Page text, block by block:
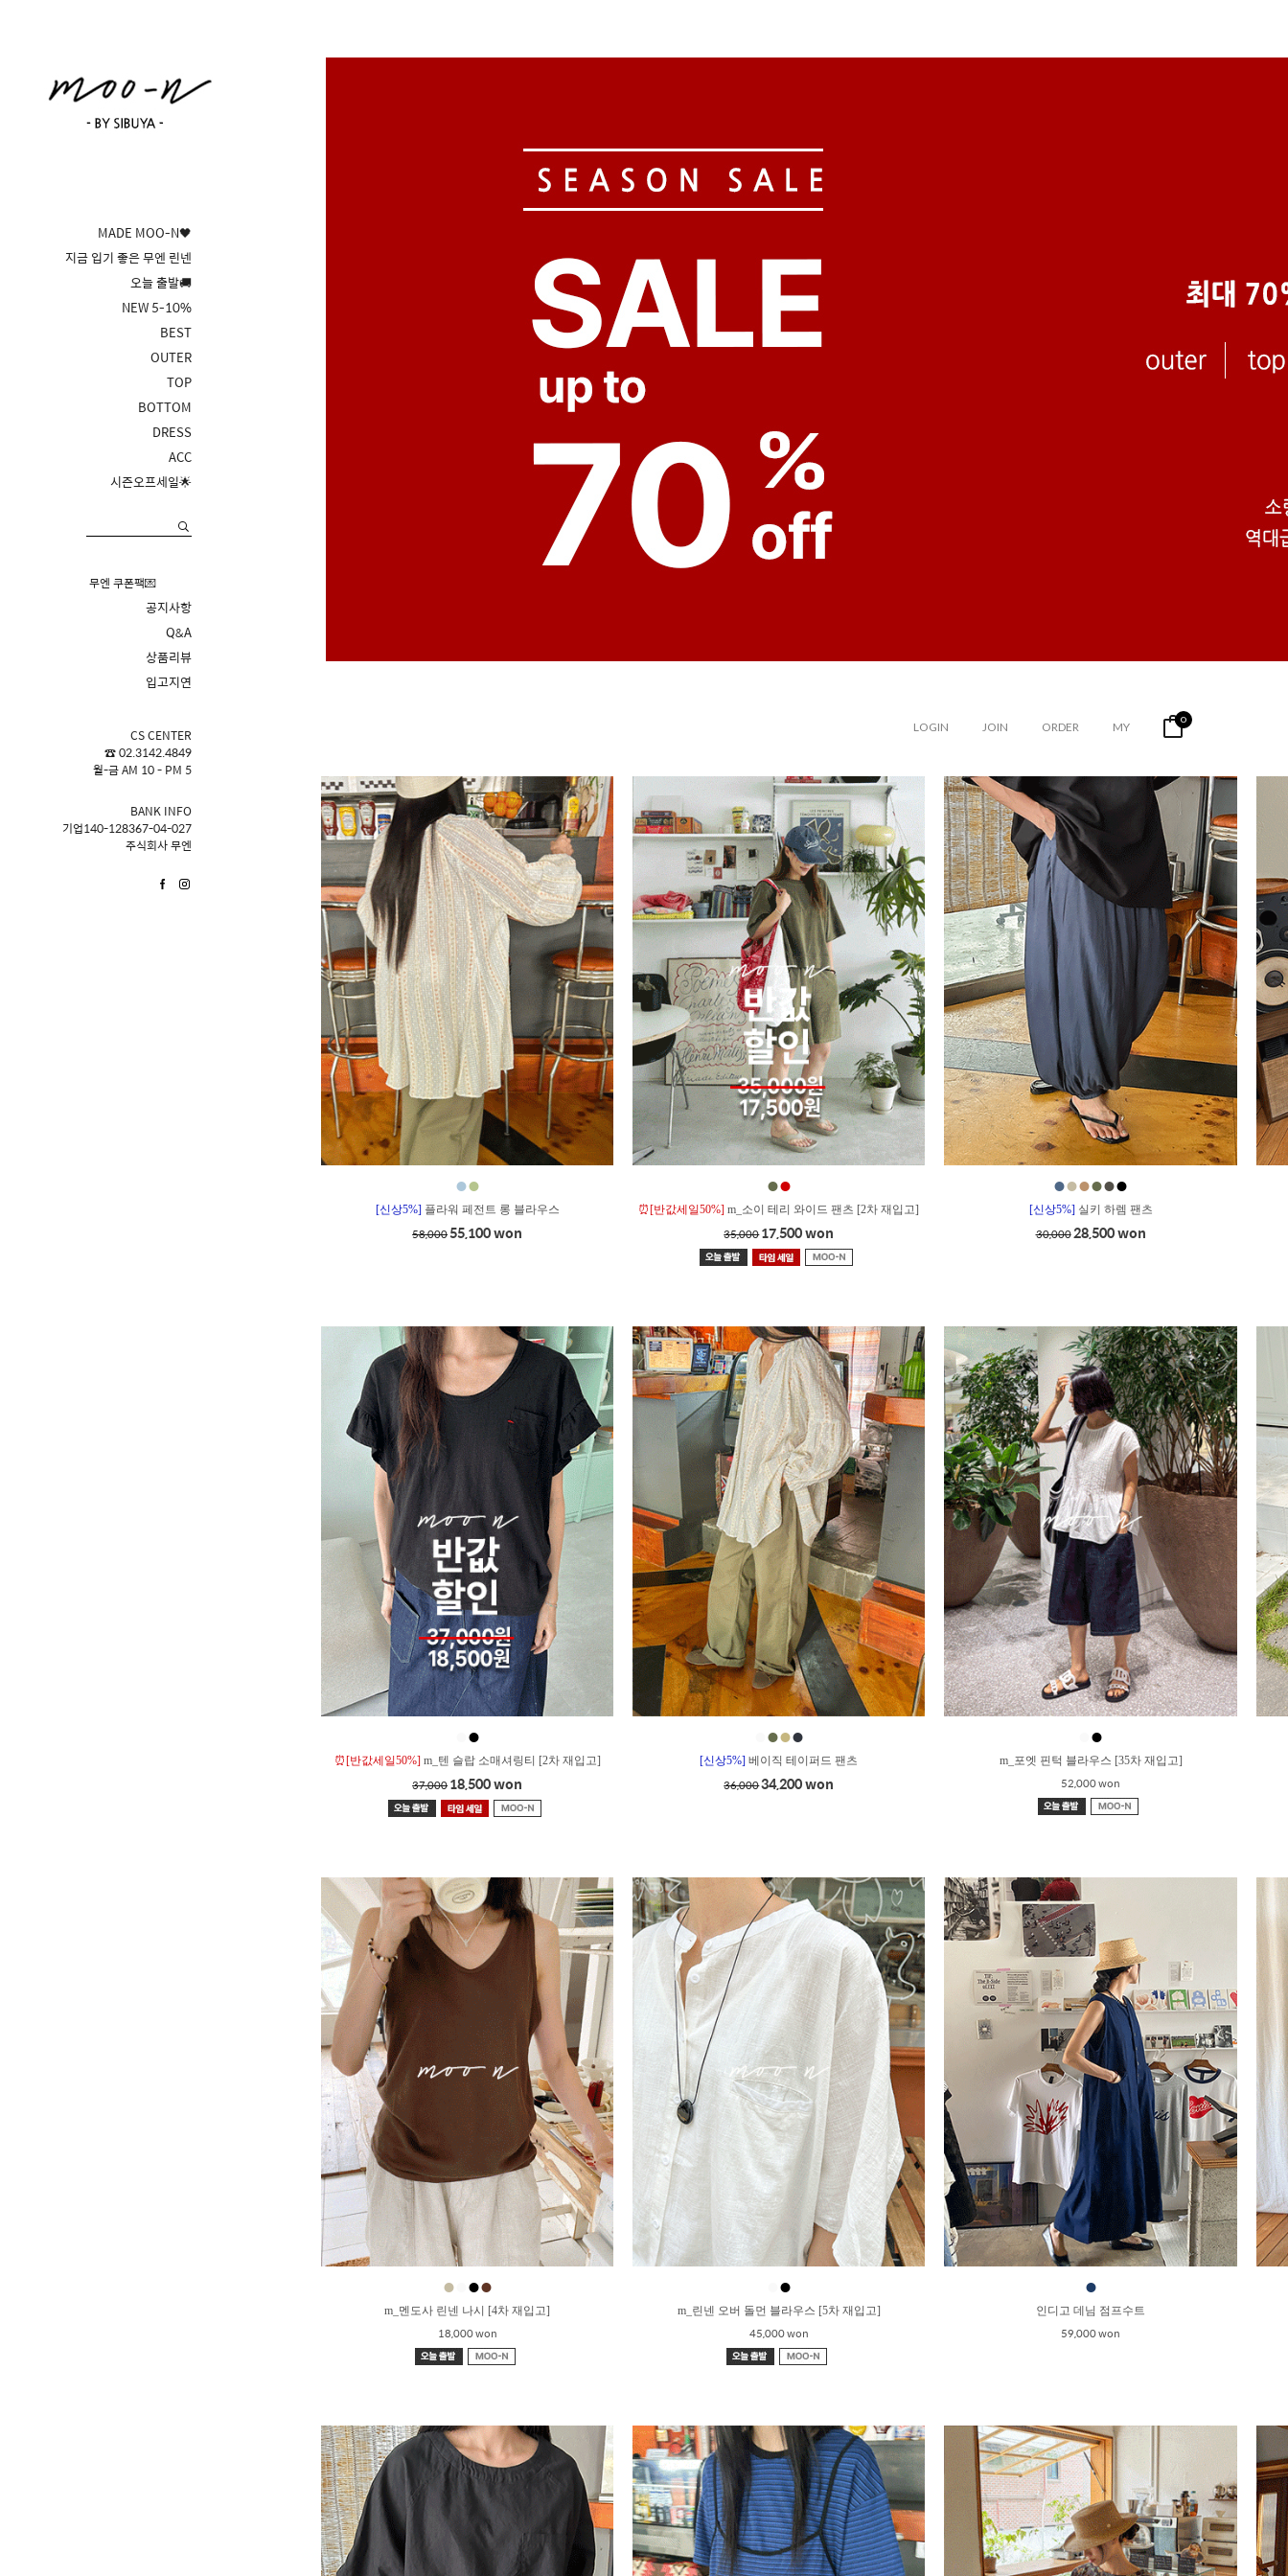
LOGIN JOIN ORDER MY 0
MADE MOO-N🖤
지금 입기 좋은 무엔 린넨
오늘 출발🚚
NEW 5-10%
BEST
OUTER
TOP
BOTTOM
DRESS
ACC
시즌오프세일🌟
무엔 쿠폰팩💌
공지사항
Q&A
상품리뷰
입고지연
CS CENTER
☎ 02.3142.4849
월-금 AM 10 - PM 5
BANK INFO
기업140-128367-04-027
주식회사 무엔
●●
[신상5%] 플라워 페전트 롱 블라우스
58,00055,100 won
●●
⏰[반값세일50%]m_소이 테리 와이드 팬츠 [2차 재입고]
35,00017,500 won
●●●●●●
[신상5%] 실키 하렘 팬츠
30,00028,500 won
●
⏰[반값세일50%] m_텐 슬랍 소매셔링티 [2차 재입고]
37,00018,500 won
●●●
[신상5%]베이직 테이퍼드 팬츠
36,00034,200 won
●
m_포엣 핀턱 블라우스 [35차 재입고]
52,000 won
● ●●
m_멘도사 린넨 나시 [4차 재입고]
18,000 won
●
m_린넨 오버 돌먼 블라우스 [5차 재입고]
45,000 won
●
인디고 데님 점프수트
59,000 won